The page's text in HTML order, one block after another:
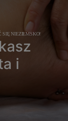
NIEZIEMSKO!
i